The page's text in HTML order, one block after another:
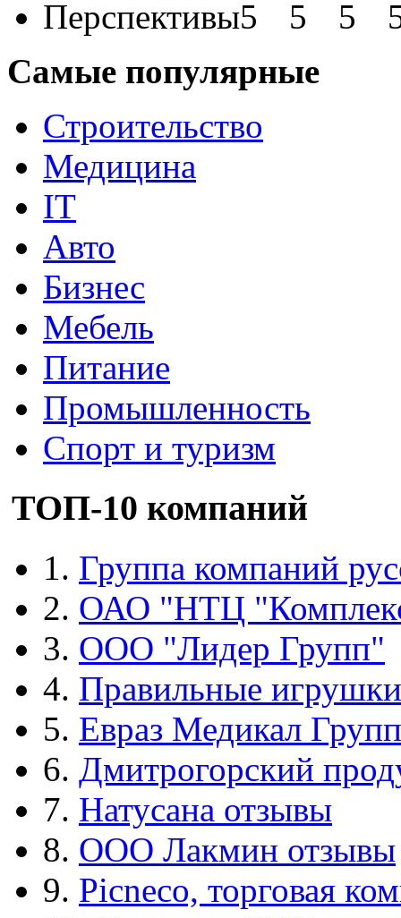
Перспективы
Самые популярные
Строительство
Медицина
IT
Авто
Бизнес
Мебель
Питание
Промышленность
Спорт и туризм
ТОП-10 компаний
1. Группа компаний
2. ОАО "НТЦ
3. ООО "Лидер Групп"
4. Правильные игрушки
5. Евраз Медикал Групп
6. Дмитрогорский
7. Натусана отзывы
8. ООО Лакмин отзывы
9. Picneco, торговая